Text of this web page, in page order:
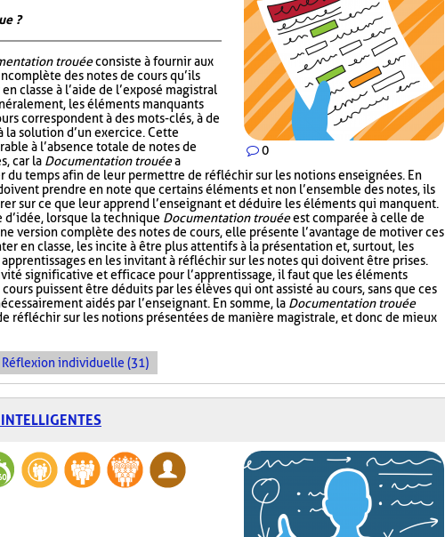
0
?
trouéeconsiste à fournir aux
des notes de cours qu’ils
classe à l’aide de l’exposé magistral
les éléments manquants
correspondent à des mots-clés, à de
la solution d’un exercice. Cette
à l’absence totale de notes de
car la Documentation trouéea
du temps afin de leur permettre de réfléchir sur les notions enseignées. En
prendre en note que certains éléments et non l’ensemble des notes, ils
sur ce que leur apprend l’enseignant et déduire les éléments qui manquent.
d’idée, lorsque la technique Documentation trouéeest comparée à celle de
version complète des notes de cours, elle présente l’avantage de motiver ces
en classe, les incite à être plus attentifs à la présentation et, surtout, les
en les invitant à réfléchir sur les notes qui doivent être prises.
significative et efficace pour l’apprentissage, il faut que les éléments
puissent être déduits par les élèves qui ont assisté au cours, sans que ces
aidés par l’enseignant. En somme, la Documentation trouée
réfléchir sur les notions présentées de manière magistrale, et donc de mieux
Réflexion individuelle (31)